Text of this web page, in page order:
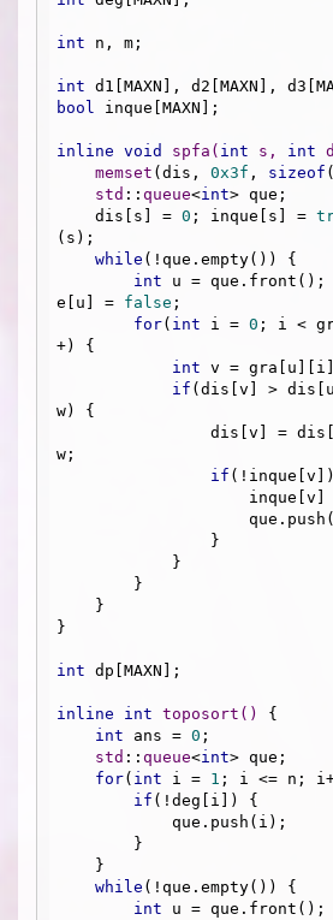
int n, m;
int
bool inque[MAXN];
inline void spfa ( int s, int
memset (dis, 0x3f , sizeof (
std :: queue<int> que;
    dis[s] =
0 ; inque[s] =
(s);
while (!que.empty()) {
int u = que.front();
e[u] = false ;
for( int i = 0 ; i <
+) {
int v =
if (dis[v] >
w) {
w;
if
}
int dp[MAXN];
inline int toposort ()
{
int ans = 0 ;
std :: queue<int> que;
for( int i = 1 ; i <= n;
if (!deg[i]) {
while (!que.empty()) {
int u = que.front();